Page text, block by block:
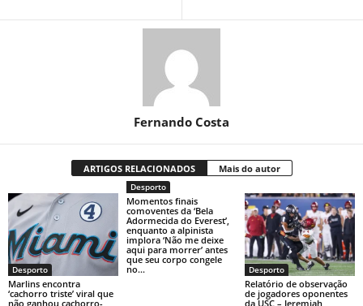
Fernando Costa
ARTIGOS RELACIONADOS Mais do autor
Desporto
Marlins encontra
‘cachorro triste’ viral que
não ganhou cachorro-
Desporto
Momentos finais
comoventes da ‘Bela
Adormecida do Everest’,
enquanto a alpinista
implora ‘Não me deixe
aqui para morrer’ antes
que seu corpo congele
no...
Desporto
Relatório de observação
de jogadores oponentes
da USC – Jeremiah